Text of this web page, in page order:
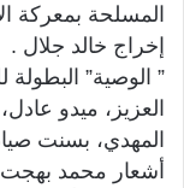
المسلحة بمعركة
إخراج خالد جلال .
” الوصية” البطولة
العزيز، ميدو
المهدي، بسنت
أشعار محمد